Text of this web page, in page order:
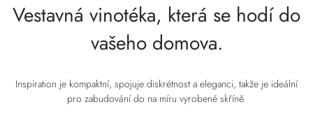
Vestavná vinotéka, která se hodí do
vašeho domova.
Inspiration je kompaktní, spojuje diskrétnost a eleganci, takže je ideální
pro zabudování do na míru vyrobené skříně.